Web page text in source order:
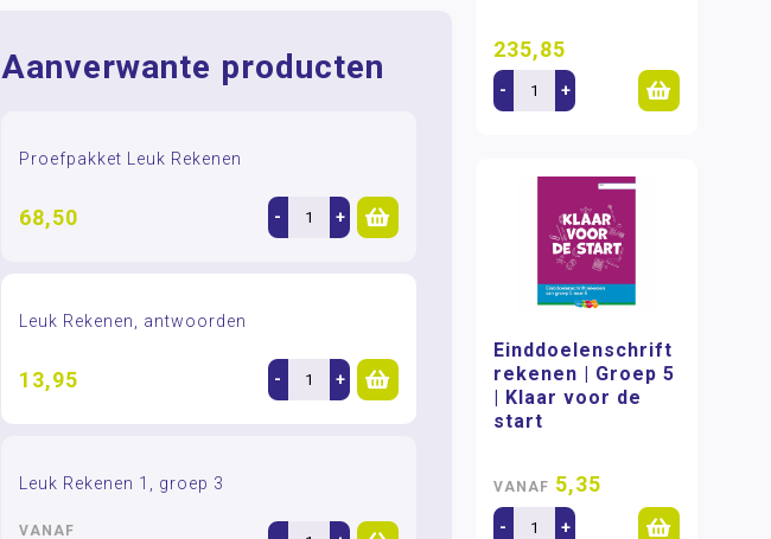
Aanverwante producten
Proefpakket Leuk Rekenen
68,50 - +
Leuk Rekenen, antwoorden
13,95 - +
Leuk Rekenen 1, groep 3
VANAF
235,85
- +
Einddoelenschrift
rekenen | Groep 5
| Klaar voor de
start
VANAF 5,35
- +